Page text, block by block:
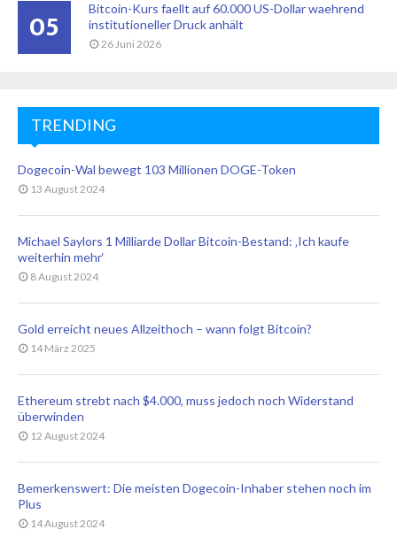
05
Bitcoin-Kurs faellt auf 60.000 US-Dollar waehrend
institutioneller Druck anhält
26 Juni 2026
TRENDING
Dogecoin-Wal bewegt 103 Millionen DOGE-Token
13 August 2024
Michael Saylors 1 Milliarde Dollar Bitcoin-Bestand: ‚Ich kaufe
weiterhin mehr‘
8 August 2024
Gold erreicht neues Allzeithoch – wann folgt Bitcoin?
14 März 2025
Ethereum strebt nach $4.000, muss jedoch noch Widerstand
überwinden
12 August 2024
Bemerkenswert: Die meisten Dogecoin-Inhaber stehen noch im
Plus
14 August 2024